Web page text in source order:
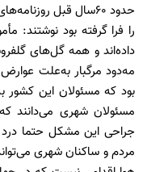
حدود 60سال قبل
را فرا گرفته بود نوشتند:
مه‌دود مرگبار به‌علت
بود که مسئولان این کشور
مسئولان شهری می‌دانند
جراحی این مشکل حتما
مردم و ساکنان شهری